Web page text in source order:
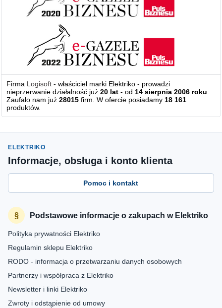
Firma Logisoft - właściciel marki Elektriko - prowadzi
nieprzerwanie działalność już20 lat - od14 sierpnia 2006 roku.
Zaufało nam już28015 firm. W ofercie posiadamy18 161
produktów.
ELEKTRIKO
Informacje, obsługa i konto klienta
Pomoc i kontakt
Podstawowe informacje o zakupach w Elektriko
Polityka prywatności Elektriko
Regulamin sklepu Elektriko
RODO - informacja o przetwarzaniu danych osobowych
Partnerzy i współpraca z Elektriko
Newsletter i linki Elektriko
Zwroty i odstąpienie od umowy